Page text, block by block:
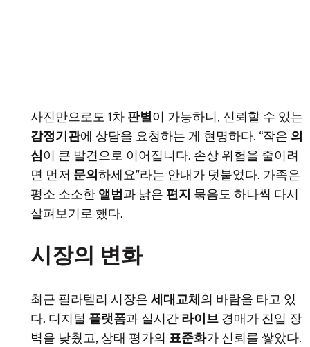
사진만으로도 1차 판별이 가능하니, 신뢰할 수 있는
감정기관에 상담을 요청하는 게 현명하다. “작은 의
심이 큰 발견으로 이어집니다. 손상 위험을 줄이려
면 먼저 문의하세요”라는 안내가 덧붙었다. 가족은
평소 소소한 앨범 과 낡은 편지 묶음도 하나씩 다시
살펴보기로 했다.
시장의 변화
최근 필라텔리 시장은 세대교체 의 바람을 타고 있
다. 디지털 플랫폼과 실시간 라이브 경매가 진입 장
벽을 낮췄고, 상태 평가의 표준화가 신뢰를 쌓았다.